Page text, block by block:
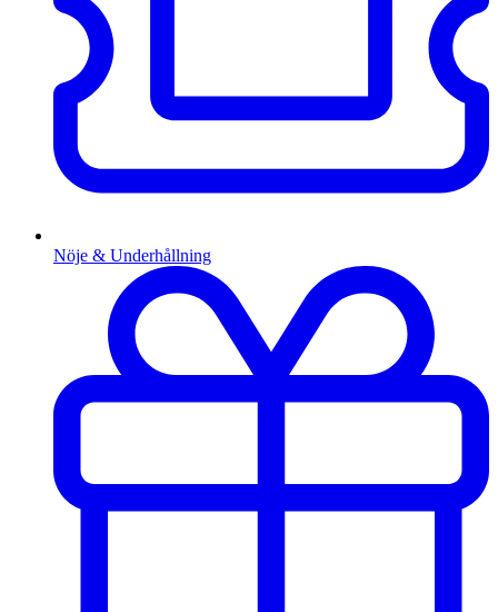
Nöje & Underhållning